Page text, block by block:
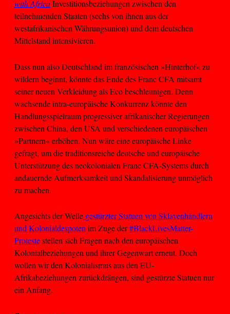
with AfricaInvestitionsbeziehungen zwischen den
teilnehmenden Staaten (sechs von ihnen aus der
westafrikanischen Währungsunion) und dem deutschen
Mittelstand intensivieren.
Dass nun also Deutschland im französischen »Hinterhof« zu
wildern beginnt, könnte das Ende des Franc CFA mitsamt
seiner neuen Verkleidung als Eco beschleunigen. Denn
wachsende intra-europäische Konkurrenz könnte den
Handlungsspielraum progressiver afrikanischer Regierungen
zwischen China, den USA und verschiedenen europäischen
»Partnern« erhöhen. Nun wäre eine europäische Linke
gefragt, um die traditionsreiche deutsche und europäische
Unterstützung des neokolonialen Franc CFA-Systems durch
andauernde Aufmerksamkeit und Skandalisierung unmöglich
zu machen.
Angesichts der Welle gestürzter Statuen von Sklavenhändlern
und Kolonialdespoten im Zuge der#BlackLivesMatter-
Protestestellen sich Fragen nach den europäischen
Kolonialbeziehungen und ihrer Gegenwart erneut. Doch
wollen wir den Kolonialismus aus den EU-
Afrikabeziehungen zurückdrängen, sind gestürzte Statuen nur
ein Anfang.